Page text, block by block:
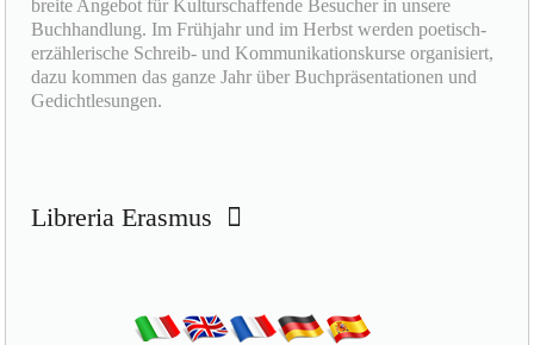
breite Angebot für Kulturschaffende Besucher in unsere
Buchhandlung. Im Frühjahr und im Herbst werden poetisch-
erzählerische Schreib- und Kommunikationskurse organisiert,
dazu kommen das ganze Jahr über Buchpräsentationen und
Gedichtlesungen.
Libreria Erasmus